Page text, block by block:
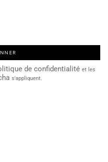
de confidentialité et les
s'appliquent.